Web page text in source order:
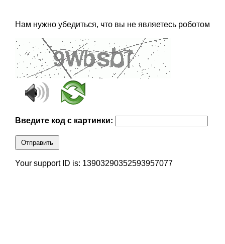
Нам нужно убедиться, что вы не являетесь роботом
Введите код с картинки:
Отправить
Your support ID is: 13903290352593957077